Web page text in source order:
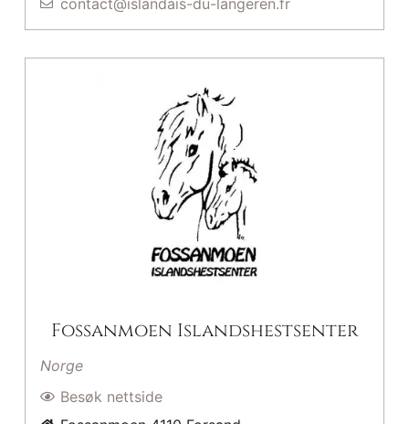
contact@islandais-du-langeren.fr
Fossanmoen Islandshestsenter
Norge
Besøk nettside